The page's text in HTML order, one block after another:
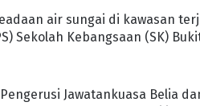
air sungai di kawasan
Sekolah Kebangsaan (SK)
Jawatankuasa Belia